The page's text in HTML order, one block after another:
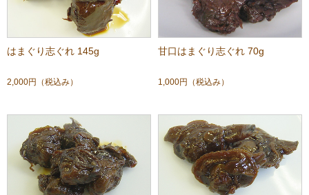
はまぐり志ぐれ 145g
2,000円 （税込み）
甘口はまぐり志ぐれ 70g
1,000円 （税込み）